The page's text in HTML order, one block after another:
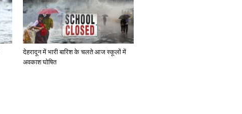
देहरादून में भारी बारिश के चलते आज स्कूलों में
अवकाश घोषित